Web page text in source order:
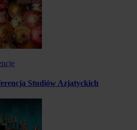
Studiów Azjatyckich